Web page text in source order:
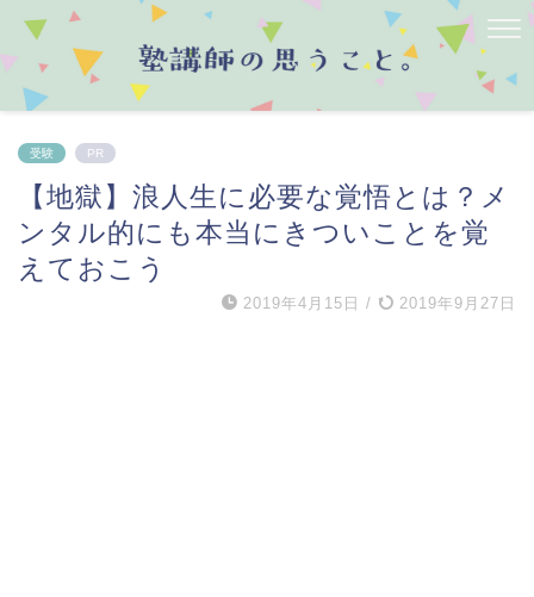
受験 PR
【地獄】浪人生に必要な覚悟とは？メ
ンタル的にも本当にきついことを覚
えておこう
2019年4月15日 / 2019年9月27日